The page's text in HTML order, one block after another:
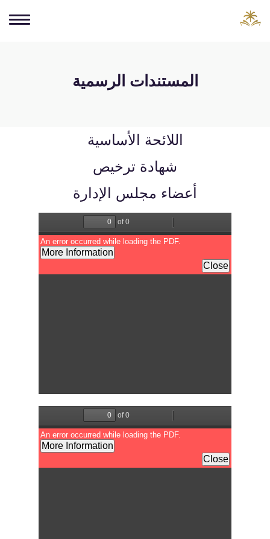
المستندات الرسمية
اللائحة الأساسية
شهادة ترخيص
أعضاء مجلس الإدارة